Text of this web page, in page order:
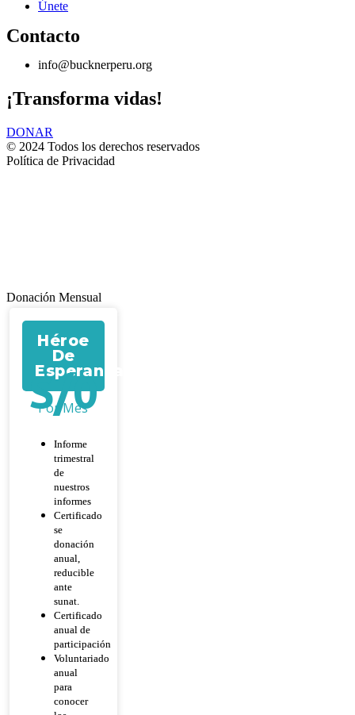
Únete
Contacto
info@bucknerperu.org
¡Transforma vidas!
DONAR
© 2024 Todos los derechos reservados
Política de Privacidad
Donación Mensual
Héroe
De
Esperanza
S/0
Por Mes
Informe
trimestral
de
nuestros
informes
Certificado
se
donación
anual,
reducible
ante
sunat.
Certificado
anual de
participación
Voluntariado
anual
para
conocer